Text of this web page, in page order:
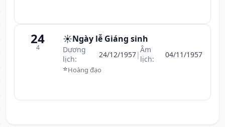
24
4
☀️Ngày lễ Giáng sinh
Dương
lịch:
24/12/1957|Âm
lịch:
04/11/1957
⭐Hoàng đạo